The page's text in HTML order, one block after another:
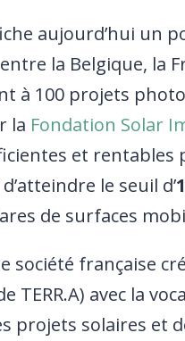
aujourd’hui un
la Belgique, la
à 100 projets
la Fondation Solar
et rentables
le seuil d’
de surfaces
société française
TERR.A) avec la
projets solaires et